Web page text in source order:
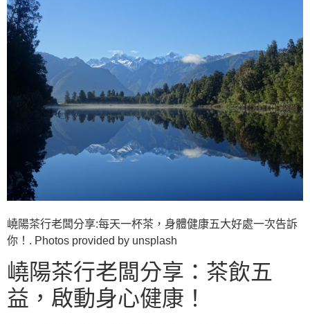
嶢陽茶行老闆分享:每天一杯茶，身體健康五大好處一次告訴
你！. Photos provided by unsplash
嶢陽茶行老闆分享：茶飲五
益，啟動身心健康！